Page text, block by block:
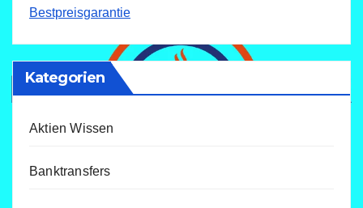
Bestpreisgarantie
Kategorien
Aktien Wissen
Banktransfers